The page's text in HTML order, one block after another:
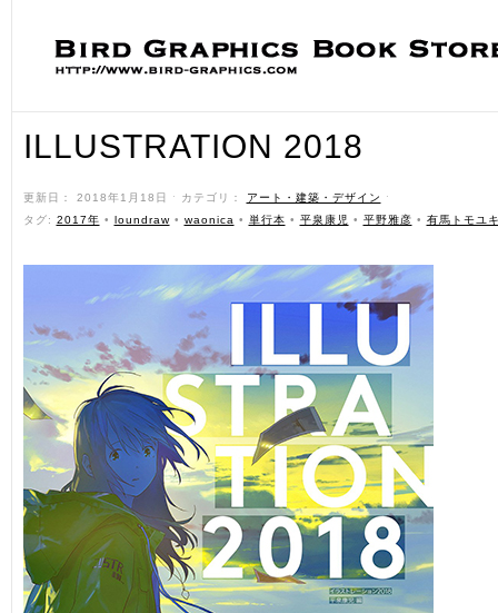
ILLUSTRATION 2018
更新日： 2018年1月18日 ˑ カテゴリ： アート・建築・デザイン
ˑ
タグ: 2017年 • loundraw• waonica • 単行本 • 平泉康児 • 平野雅彦 • 有馬トモユ